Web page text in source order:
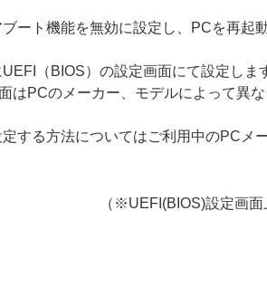
ート機能を無効に設定し、PCを再起
（BIOS）の設定画面にて設定しま
はPCのメーカー、モデルによって異な
する方法についてはご利用中のPCメ
（※UEFI(BIOS)設定画